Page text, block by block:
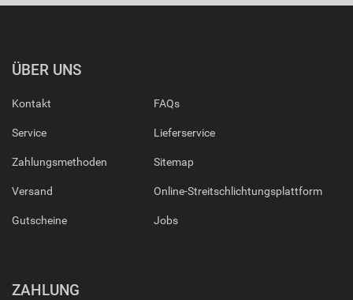
ÜBER UNS
Kontakt
Service
Zahlungsmethoden
Versand
Gutscheine
FAQs
Lieferservice
Sitemap
Online-Streitschlichtungsplattform
Jobs
ZAHLUNG